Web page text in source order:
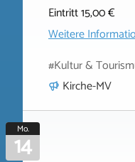
Eintritt 15,00 €
Weitere
#Kultur &
Kirche-MV
Mo.
14